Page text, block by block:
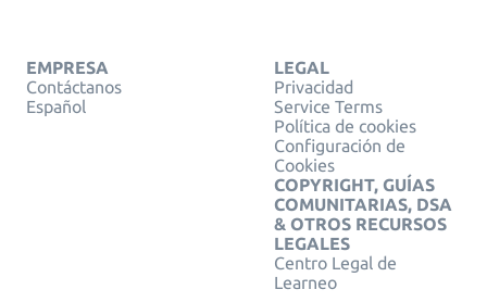
EMPRESA
Contáctanos
Español
LEGAL
Privacidad
Service Terms
Política de cookies
Configuración de
Cookies
COPYRIGHT, GUÍAS
COMUNITARIAS, DSA
& OTROS RECURSOS
LEGALES
Centro Legal de
Learneo